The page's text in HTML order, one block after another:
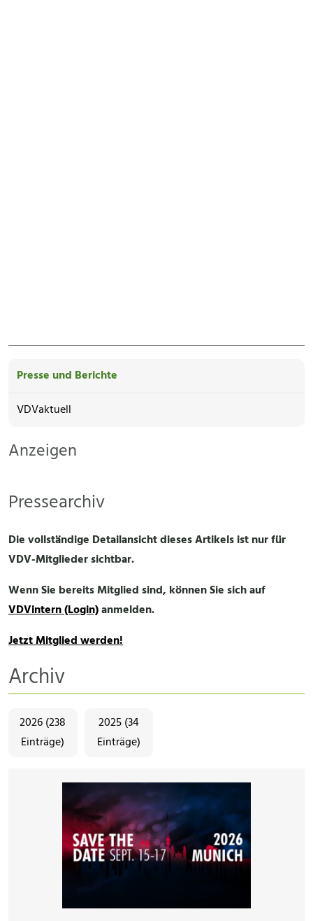
Presse und Berichte
VDVaktuell
Anzeigen
Pressearchiv
Die vollständige Detailansicht dieses Artikels ist nur für
VDV-Mitglieder sichtbar.
Wenn Sie bereits Mitglied sind, können Sie sich auf
VDVintern (Login)anmelden.
Jetzt Mitglied werden!
Archiv
2026 (238
Einträge)
2025 (34
Einträge)